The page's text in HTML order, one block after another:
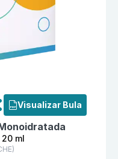
Visualizar Bula
ml